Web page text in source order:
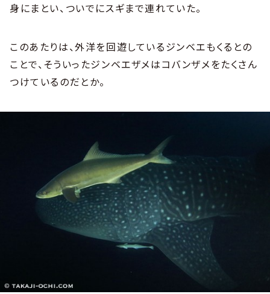
身にまとい、ついでにスギまで連れていた。
このあたりは、外洋を回遊しているジンベエもくるとの
ことで、そういったジンベエザメはコバンザメをたくさん
つけているのだとか。